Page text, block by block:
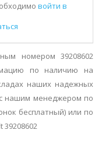
войти в
номером 39208602
по наличию на
наших надежных
нашим менеджером по
бесплатный) или по
39208602